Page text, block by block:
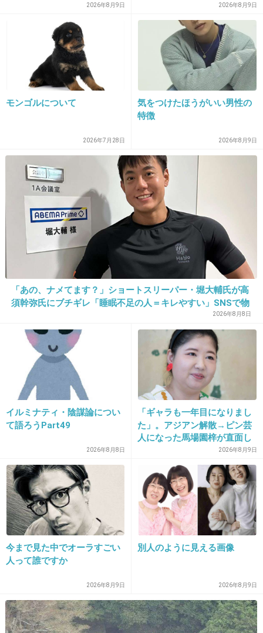
2026/07/07(火) 22:22:19
田舎暮らしの母親がオートロックを理解してい
ないのでマンション前に着くと「今下に着いた
から開けてー」って電話かけてくる
インターホン押せよって何回も言ってるのに電
話かけてくるから本当に意味わからん
3件の返信
+37
18. 匿名2026/07/07(火) 22:22:25
>>1
店員には店員のマニュアルがあるだろうから、
聞かれてからしか答えません
2件の返信
19. 匿名2026/07/07(火) 22:22:29
>>1
店員さんはレジを見ながら順番にやってるから
じゃない？都度確認しないと間違えたら大変だ
しさ。
2件の返信
+196 -6
2026/07/07(火) 22:22:37
聞いてないか聞く気がないだけ
+2 -7
2026年8月9日 2026年8月9日
モンゴルについて
2026年7月28日
気をつけたほうがいい男性の
特徴
2026年8月9日
「あの、ナメてます？」ショートスリーパー・堀大輔氏が高
須幹弥氏にブチギレ「睡眠不足の人＝キレやすい」SNSで物
2026年8月8日
イルミナティ・陰謀論につい
て語ろうPart49
2026年8月8日
「ギャラも一年目になりまし
た」。アジアン解散→ピン芸
人になった馬場園梓が直面し
た現実、そして携える芸人と
しての矜持
2026年8月9日
今まで見た中でオーラすごい
人って誰ですか
2026年8月9日
別人のように見える画像
2026年8月9日